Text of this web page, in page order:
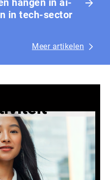
hangen in ai-
in tech-sector
Meer artikelen